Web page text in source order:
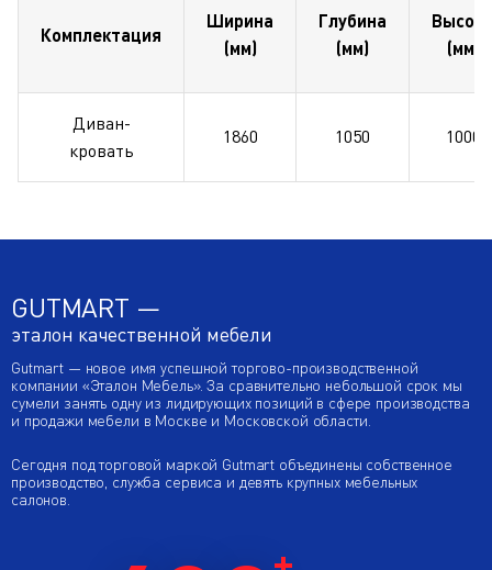
Комплектация
Ширина
(мм)
Глубина
(мм)
(мм)
Диван-
кровать
1860 1050 1000
GUTMART —
эталон качественной мебели
Gutmart — новое имя успешной торгово-производственной
компании «Эталон Мебель». За сравнительно небольшой срок мы
сумели занять одну из лидирующих позиций в сфере производства
и продажи мебели в Москве и Московской области.
Сегодня под торговой маркой Gutmart объединены собственное
производство, служба сервиса и девять крупных мебельных
салонов.